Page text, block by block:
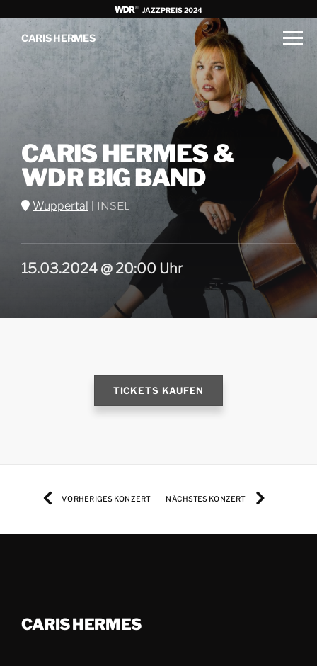
JAZZPREIS 2024
CARIS HERMES
CARIS HERMES &
WDR BIG BAND
Wuppertal INSEL
15.03.2024 @ 20:00 Uhr
TICKETS KAUFEN
VORHERIGES KONZERT NÄCHSTES KONZERT
CARIS HERMES